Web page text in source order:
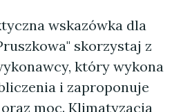
wskazówka dla
skorzystaj z
który wykona
i zaproponuje
moc. Klimatyzacja